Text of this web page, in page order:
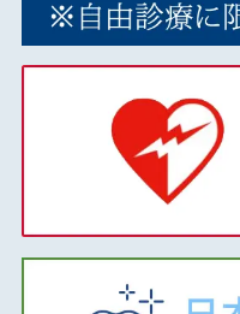
2019年03月
2018年12月
2018年10月
2018年09月
2018年06月
2018年05月